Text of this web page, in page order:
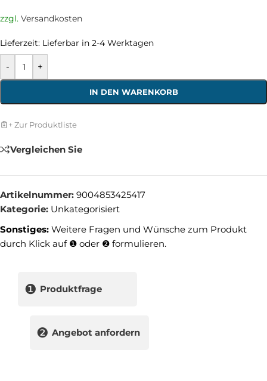
zzgl. Versandkosten
Lieferzeit: Lieferbar in 2-4 Werktagen
- +
IN DEN WARENKORB
+ Zur Produktliste
Vergleichen Sie
Artikelnummer: 9004853425417
Kategorie: Unkategorisiert
Sonstiges: Weitere Fragen und Wünsche zum Produkt
durch Klick auf ❶ oder ❷ formulieren.
❶ Produktfrage
❷ Angebot anfordern